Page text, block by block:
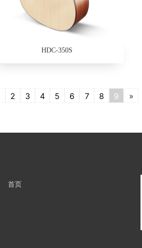
HDC-350S
2 3 4 5 6 7 8 9 »
首页